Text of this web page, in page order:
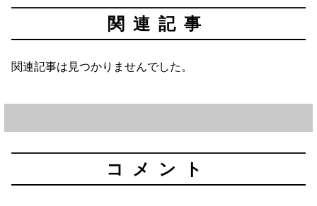
関連記事
関連記事は見つかりませんでした。
コメント